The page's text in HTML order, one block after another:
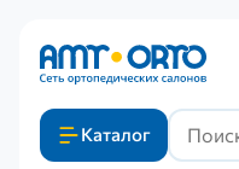
Каталог